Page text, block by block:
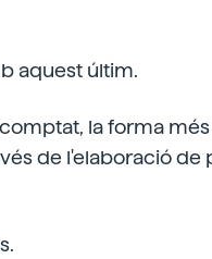
aquest últim.
la forma
de l'elaboració de